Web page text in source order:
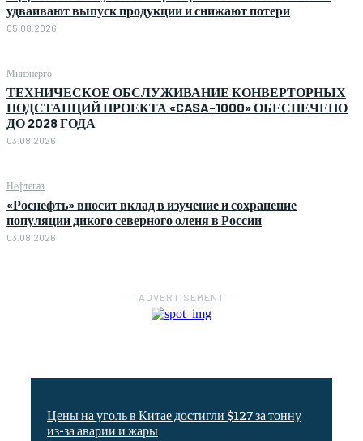
удваивают выпуск продукции и снижают потери
05.08.2026
Минэнерго
ТЕХНИЧЕСКОЕ ОБСЛУЖИВАНИЕ КОНВЕРТОРНЫХ
ПОДСТАНЦИЙ ПРОЕКТА «CASA-1000» ОБЕСПЕЧЕНО
ДО 2028 ГОДА
03.08.2026
Нефтегаз
«Роснефть» вносит вклад в изучение и сохранение
популяции дикого северного оленя в России
03.08.2026
― ADVERTISEMENT ―
Цены на уголь в Китае достигли $127 за тонну
из-за аварии и жары